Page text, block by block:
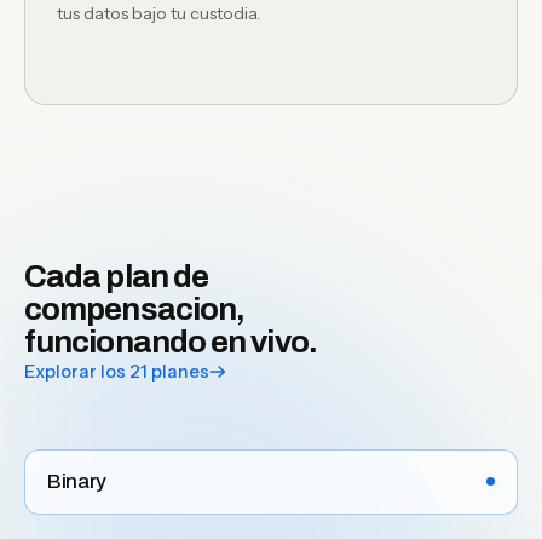
tus datos bajo tu custodia.
Cada plan de
compensacion,
funcionando en vivo.
Explorar los 21 planes
Binary